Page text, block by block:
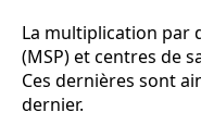
La multiplication par
(MSP) et centres de
Ces dernières sont
dernier.